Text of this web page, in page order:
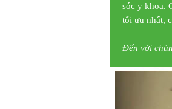
sóc y khoa.
tối ưu nhất,
Đến với